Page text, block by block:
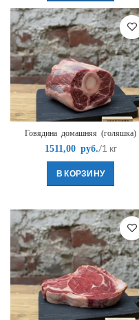
Говядина домашняя (голяшка)
1511,00руб. /1 кг
В КОРЗИНУ